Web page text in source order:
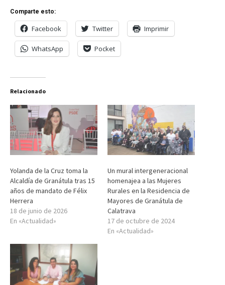
Comparte esto:
Facebook Twitter Imprimir
WhatsApp Pocket
Relacionado
Yolanda de la Cruz toma la
Alcaldía de Granátula tras 15
años de mandato de Félix
Herrera
18 de junio de 2026
En «Actualidad»
Un mural intergeneracional
homenajea a las Mujeres
Rurales en la Residencia de
Mayores de Granátula de
Calatrava
17 de octubre de 2024
En «Actualidad»